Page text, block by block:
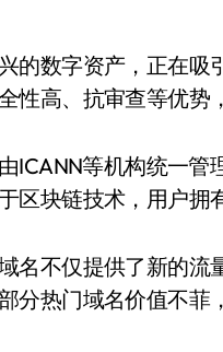
性高、抗审查等优势
ICANN等机构统一
区块链技术，用户
名不仅提供了新的
分热门域名价值不菲